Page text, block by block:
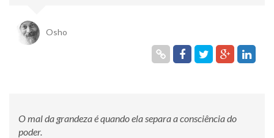
Osho
O mal da grandeza é quando ela separa a consciência do
poder.